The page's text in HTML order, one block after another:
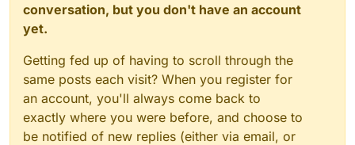
conversation, but you don't have an account
yet.
Getting fed up of having to scroll through the
same posts each visit? When you register for
an account, you'll always come back to
exactly where you were before, and choose to
be notified of new replies (either via email, or